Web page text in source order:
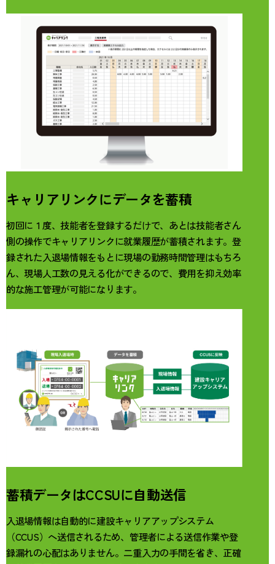
キャリアリンクにデータを蓄積
初回に１度、技能者を登録するだけで、 あとは技能者さん
側の操作でキャリアリンクに就業履歴が蓄積されます。登
録された入退場情報をもとに現場の勤務時間管理はもちろ
ん、現場人工数の見える化ができるので、 費用を抑え効率
的な施工管理が可能になります。
蓄積データはCCSUに自動送信
入退場情報は自動的に建設キャリアアップシステム
（CCUS）へ送信されるため、管理者による送信作業や登
録漏れの心配はありません。二重入力の手間を省き、正確